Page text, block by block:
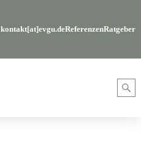
kontakt[at]evgu.deReferenzenRatgeber